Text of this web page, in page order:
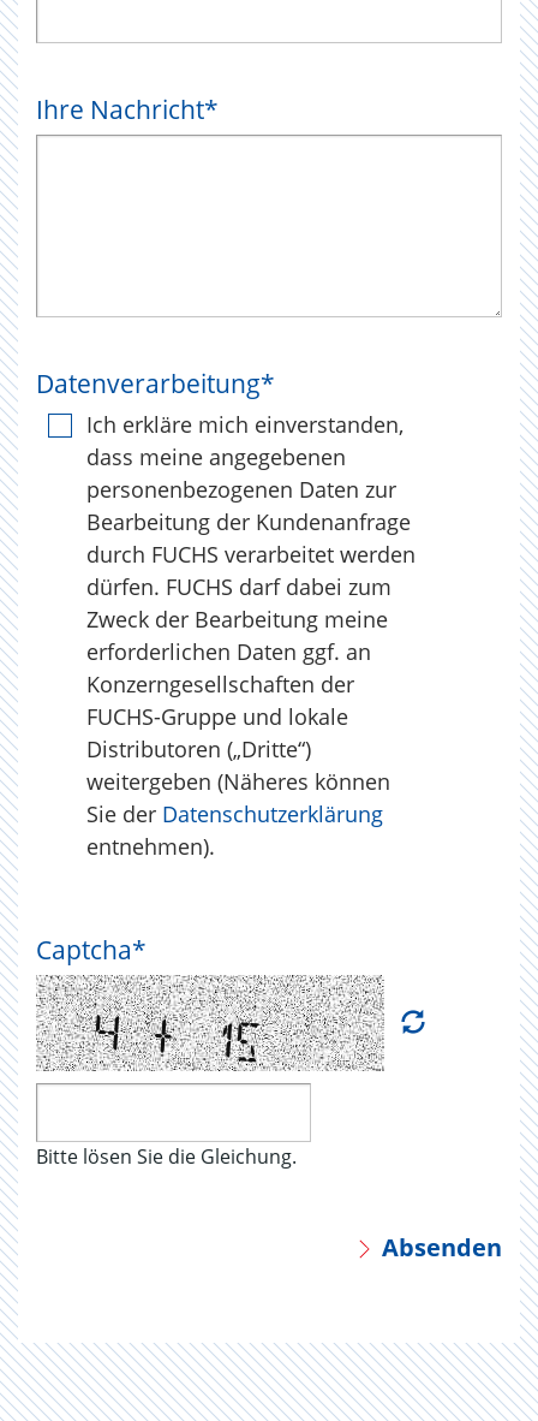
Ihre Nachricht*
Datenverarbeitung*
Ich erkläre mich einverstanden,
dass meine angegebenen
personenbezogenen Daten zur
Bearbeitung der Kundenanfrage
durch FUCHS verarbeitet werden
dürfen. FUCHS darf dabei zum
Zweck der Bearbeitung meine
erforderlichen Daten ggf. an
Konzerngesellschaften der
FUCHS-Gruppe und lokale
Distributoren („Dritte“)
weitergeben (Näheres können
Sie der Datenschutzerklärung
entnehmen).
Captcha*
Bitte lösen Sie die Gleichung.
Absenden